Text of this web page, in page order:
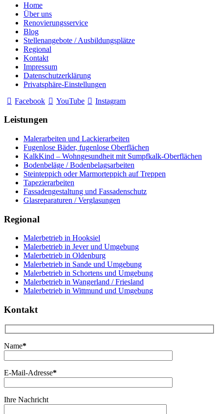
Home
Über uns
Renovierungsservice
Blog
Stellenangebote / Ausbildungsplätze
Regional
Kontakt
Impressum
Datenschutzerklärung
Privatsphäre-Einstellungen
Facebook
YouTube Instagram
Leistungen
Malerarbeiten und Lackierarbeiten
Fugenlose Bäder, fugenlose Oberflächen
KalkKind – Wohngesundheit mit Sumpfkalk-Oberflächen
Bodenbeläge / Bodenbelagsarbeiten
Steinteppich oder Marmorteppich auf Treppen
Tapezierarbeiten
Fassadengestaltung und Fassadenschutz
Glasreparaturen / Verglasungen
Regional
Malerbetrieb in Hooksiel
Malerbetrieb in Jever und Umgebung
Malerbetrieb in Oldenburg
Malerbetrieb in Sande und Umgebung
Malerbetrieb in Schortens und Umgebung
Malerbetrieb in Wangerland / Friesland
Malerbetrieb in Wittmund und Umgebung
Kontakt
Name*
E-Mail-Adresse*
Ihre Nachricht